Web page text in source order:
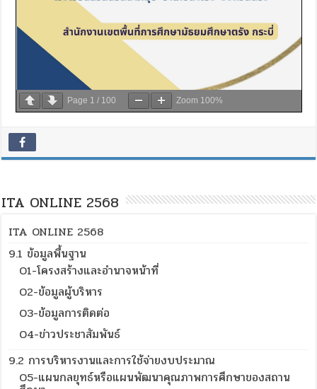
Page 1 / 100 Zoom 100%
ITA ONLINE 2568
ITA ONLINE 2568
9.1 ข้อมูลพื้นฐาน
O1-โครงสร้างและอำนาจหน้าที่
O2-ข้อมูลผู้บริหาร
O3-ข้อมูลการติดต่อ
O4-ข่าวประชาสัมพันธ์
9.2 การบริหารงานและการใช้จ่ายงบประมาณ
O5-แผนกลยุทธ์หรือแผนพัฒนาคุณภาพการศึกษาของสถาน